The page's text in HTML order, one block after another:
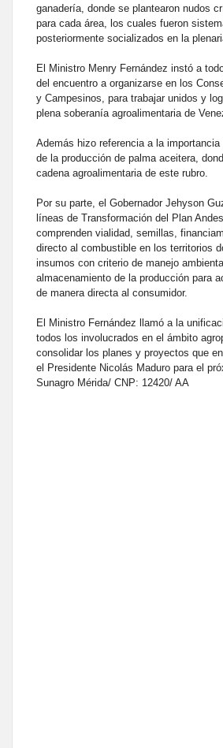
ganadería, donde se plantearon nudos
para cada área, los cuales fueron
posteriormente socializados en la
El Ministro Menry Fernández instó a
del encuentro a organizarse en los
y Campesinos, para trabajar unidos y
plena soberanía agroalimentaria de
Además hizo referencia a la
de la producción de palma aceitera,
cadena agroalimentaria de este rubro.
Por su parte, el Gobernador Jehyson
líneas de Transformación del Plan
comprenden vialidad, semillas,
directo al combustible en los territorios
insumos con criterio de manejo
almacenamiento de la producción para
de manera directa al consumidor.
El Ministro Fernández llamó a la
todos los involucrados en el ámbito
consolidar los planes y proyectos que
el Presidente Nicolás Maduro para el
Sunagro Mérida/ CNP: 12420/ AA